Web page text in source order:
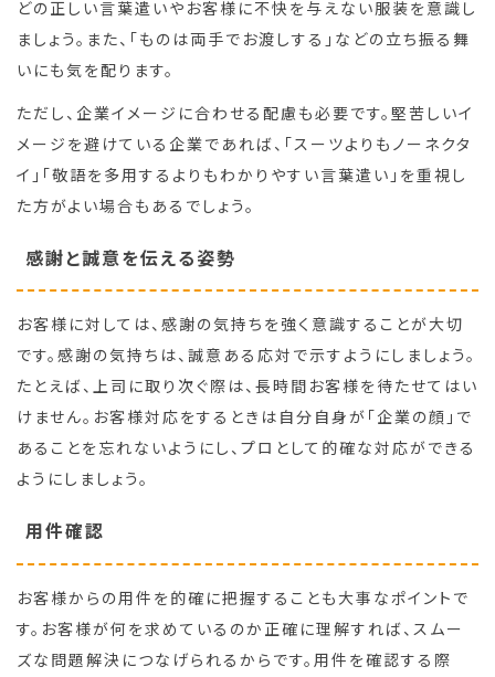
どの正しい言葉遣いやお客様に不快を与えない服装を意識し
ましょう。また、「ものは両手でお渡しする」などの立ち振る舞
いにも気を配ります。
ただし、企業イメージに合わせる配慮も必要です。堅苦しいイ
メージを避けている企業であれば、「スーツよりもノーネクタ
イ」「敬語を多用するよりもわかりやすい言葉遣い」を重視し
た方がよい場合もあるでしょう。
感謝と誠意を伝える姿勢
お客様に対しては、感謝の気持ちを強く意識することが大切
です。感謝の気持ちは、誠意ある応対で示すようにしましょう。
たとえば、上司に取り次ぐ際は、長時間お客様を待たせてはい
けません。お客様対応をするときは自分自身が「企業の顔」で
あることを忘れないようにし、プロとして的確な対応ができる
ようにしましょう。
用件確認
お客様からの用件を的確に把握することも大事なポイントで
す。お客様が何を求めているのか正確に理解すれば、スムー
ズな問題解決につなげられるからです。用件を確認する際